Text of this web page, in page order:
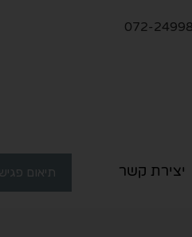
072-
יצירת קשר תיאום